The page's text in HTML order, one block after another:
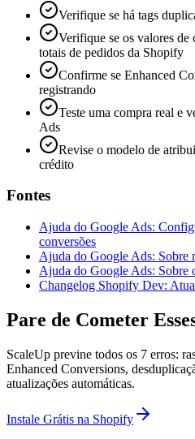
Verifique se há tags
Verifique se os valores de
totais de pedidos da Shopify
Confirme se Enhanced
registrando
Teste uma compra real e
Ads
Revise o modelo de
crédito
Fontes
Ajuda do Google Ads:
conversões
Ajuda do Google Ads: Sobre
Ajuda do Google Ads: Sobre
Changelog Shopify Dev:
Pare de Cometer
ScaleUp previne todos os 7 erros:
Enhanced Conversions,
atualizações automáticas.
Instale Grátis na Shopify